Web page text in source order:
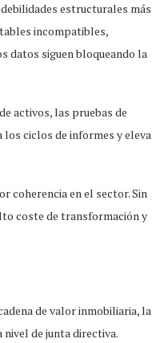
estructurales más
incompatibles,
datos siguen bloqueando la
activos, las pruebas de
ciclos de informes y eleva
coherencia en el sector. Sin
coste de transformación y
de valor inmobiliaria, la
de junta directiva.